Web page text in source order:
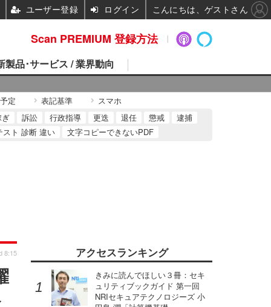
製品･サービス / 業界動向
定 表記基準 スマホ
訴訟 行政指導 更迭 退任 懲戒
逮捕
スト 診断 違い 文字コピーできないPDF
8:15 アクセスランキング
きみに読んでほしい３冊：セキ
ュリティブックガイド 第一回
NRIセキュアテクノロジーズ 小
Scan PREMIUM 登録方法
ユーザー登録 ログイン こんにちは、ゲストさん